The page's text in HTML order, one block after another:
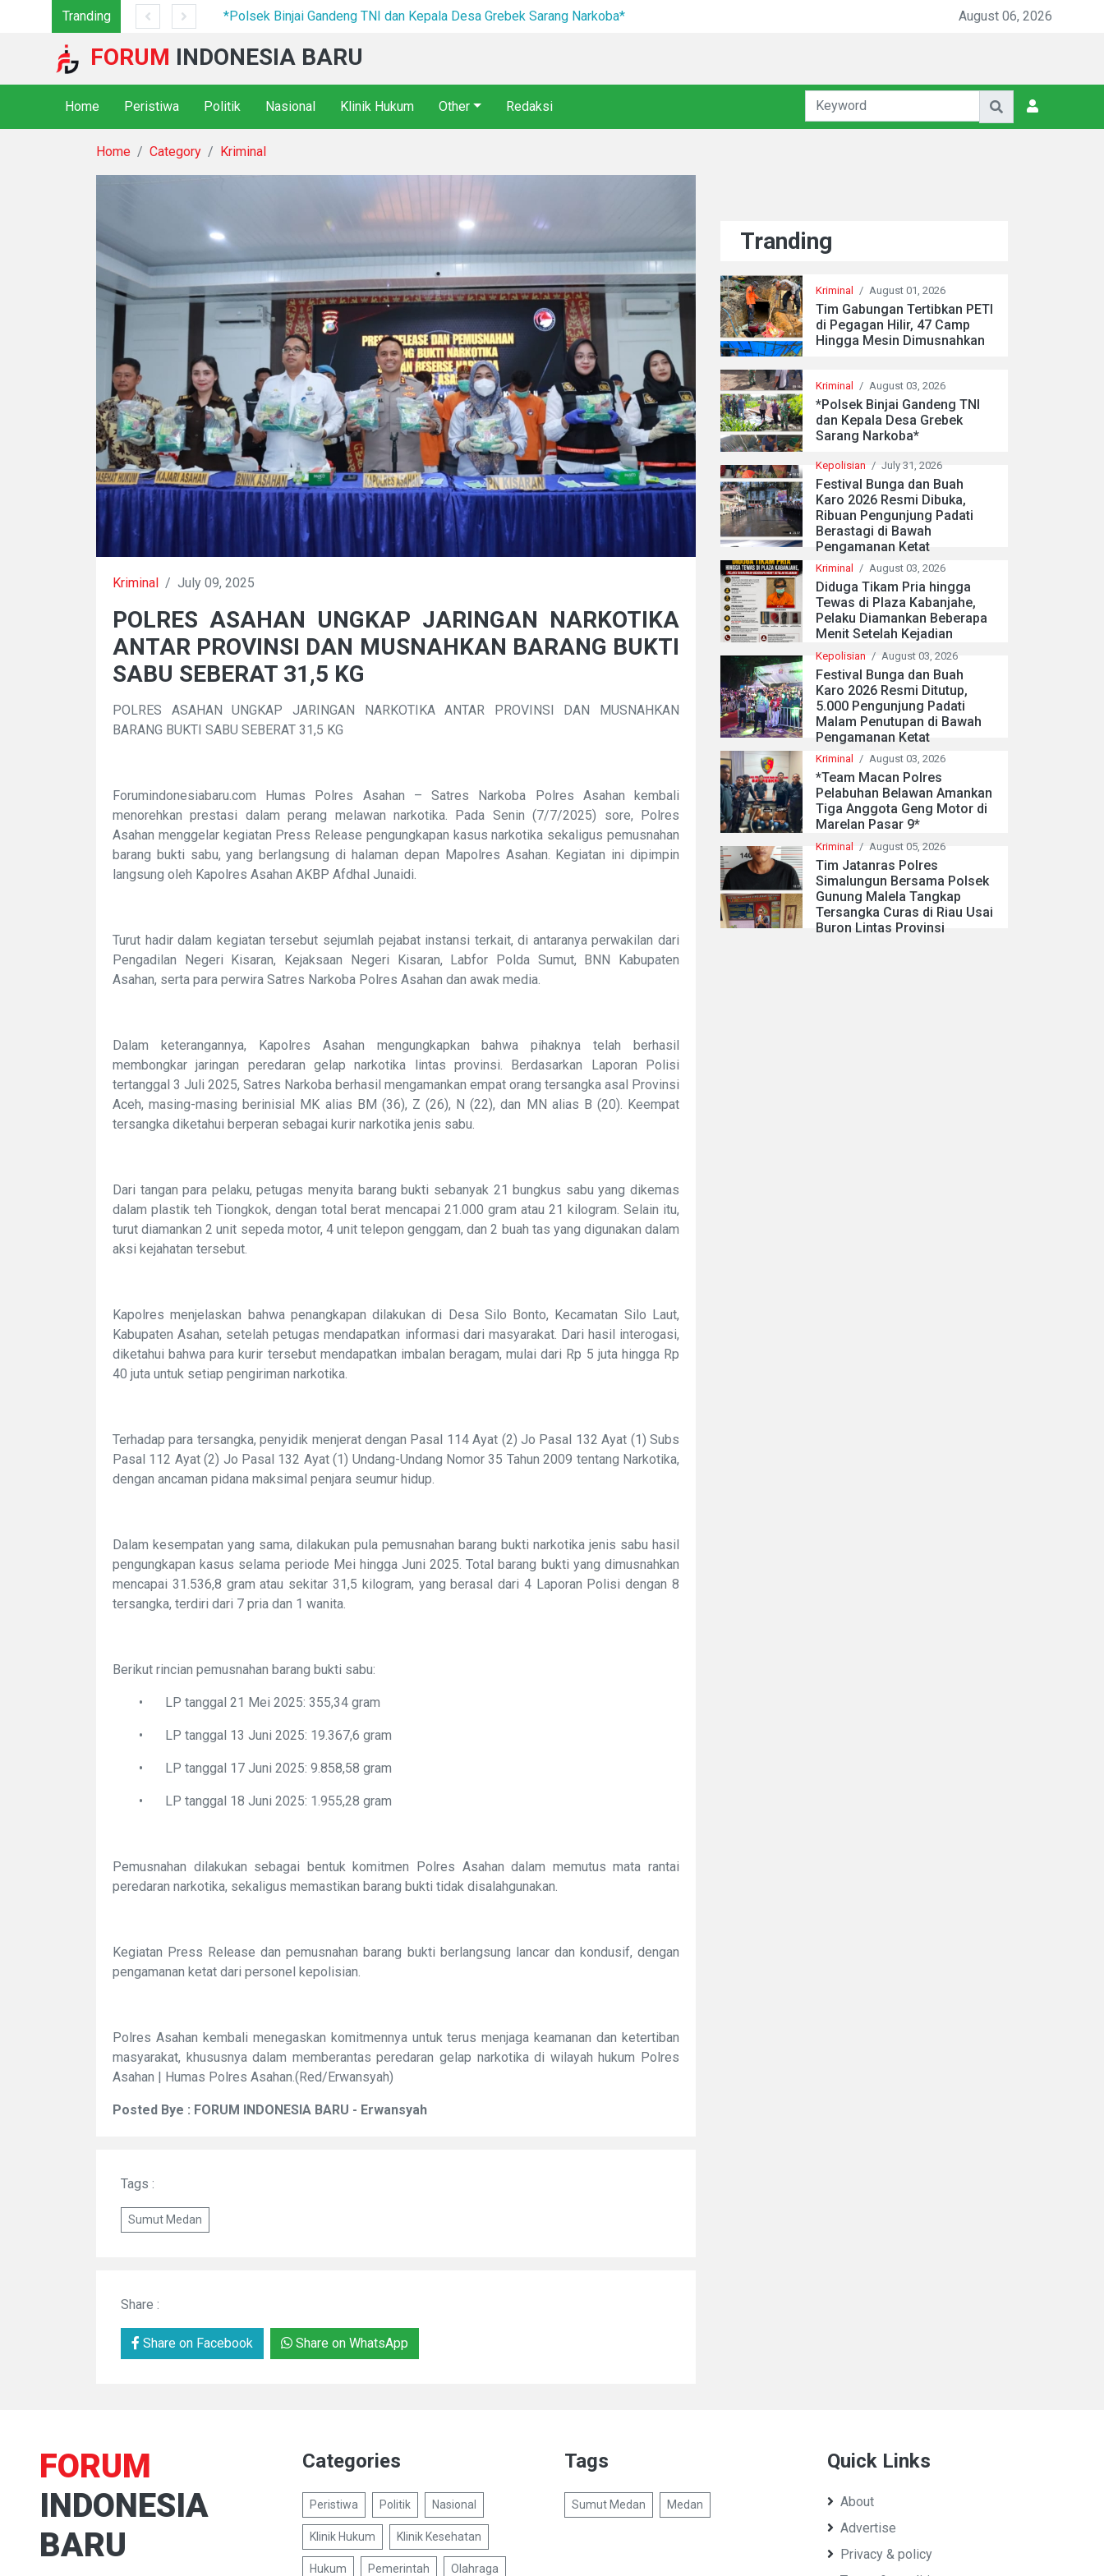
Tranding
Hingga Mesin Dimusnahkan *Polsek Binjai Gandeng TNI dan Kepala Desa Grebek Sarang Narkoba* August 06, 2026
FORUM INDONESIA BARU
Home Peristiwa Politik Nasional Klinik Hukum Other Redaksi
Home Category Kriminal
Kriminal / July 09, 2025
POLRES ASAHAN UNGKAP JARINGAN NARKOTIKA
ANTAR PROVINSI DAN MUSNAHKAN BARANG BUKTI
SABU SEBERAT 31,5 KG
POLRES ASAHAN UNGKAP JARINGAN NARKOTIKA ANTAR PROVINSI DAN MUSNAHKAN
BARANG BUKTI SABU SEBERAT 31,5 KG
Forumindonesiabaru.com Humas Polres Asahan – Satres Narkoba Polres Asahan kembali
menorehkan prestasi dalam perang melawan narkotika. Pada Senin (7/7/2025) sore, Polres
Asahan menggelar kegiatan Press Release pengungkapan kasus narkotika sekaligus pemusnahan
barang bukti sabu, yang berlangsung di halaman depan Mapolres Asahan. Kegiatan ini dipimpin
langsung oleh Kapolres Asahan AKBP Afdhal Junaidi.
Turut hadir dalam kegiatan tersebut sejumlah pejabat instansi terkait, di antaranya perwakilan dari
Pengadilan Negeri Kisaran, Kejaksaan Negeri Kisaran, Labfor Polda Sumut, BNN Kabupaten
Asahan, serta para perwira Satres Narkoba Polres Asahan dan awak media.
Dalam keterangannya, Kapolres Asahan mengungkapkan bahwa pihaknya telah berhasil
membongkar jaringan peredaran gelap narkotika lintas provinsi. Berdasarkan Laporan Polisi
tertanggal 3 Juli 2025, Satres Narkoba berhasil mengamankan empat orang tersangka asal Provinsi
Aceh, masing-masing berinisial MK alias BM (36), Z (26), N (22), dan MN alias B (20). Keempat
tersangka diketahui berperan sebagai kurir narkotika jenis sabu.
Dari tangan para pelaku, petugas menyita barang bukti sebanyak 21 bungkus sabu yang dikemas
dalam plastik teh Tiongkok, dengan total berat mencapai 21.000 gram atau 21 kilogram. Selain itu,
turut diamankan 2 unit sepeda motor, 4 unit telepon genggam, dan 2 buah tas yang digunakan dalam
aksi kejahatan tersebut.
Kapolres menjelaskan bahwa penangkapan dilakukan di Desa Silo Bonto, Kecamatan Silo Laut,
Kabupaten Asahan, setelah petugas mendapatkan informasi dari masyarakat. Dari hasil interogasi,
diketahui bahwa para kurir tersebut mendapatkan imbalan beragam, mulai dari Rp 5 juta hingga Rp
40 juta untuk setiap pengiriman narkotika.
Terhadap para tersangka, penyidik menjerat dengan Pasal 114 Ayat (2) Jo Pasal 132 Ayat (1) Subs
Pasal 112 Ayat (2) Jo Pasal 132 Ayat (1) Undang-Undang Nomor 35 Tahun 2009 tentang Narkotika,
dengan ancaman pidana maksimal penjara seumur hidup.
Dalam kesempatan yang sama, dilakukan pula pemusnahan barang bukti narkotika jenis sabu hasil
pengungkapan kasus selama periode Mei hingga Juni 2025. Total barang bukti yang dimusnahkan
mencapai 31.536,8 gram atau sekitar 31,5 kilogram, yang berasal dari 4 Laporan Polisi dengan 8
tersangka, terdiri dari 7 pria dan 1 wanita.
Berikut rincian pemusnahan barang bukti sabu:
• LP tanggal 21 Mei 2025: 355,34 gram
• LP tanggal 13 Juni 2025: 19.367,6 gram
• LP tanggal 17 Juni 2025: 9.858,58 gram
• LP tanggal 18 Juni 2025: 1.955,28 gram
Pemusnahan dilakukan sebagai bentuk komitmen Polres Asahan dalam memutus mata rantai
peredaran narkotika, sekaligus memastikan barang bukti tidak disalahgunakan.
Kegiatan Press Release dan pemusnahan barang bukti berlangsung lancar dan kondusif, dengan
pengamanan ketat dari personel kepolisian.
Polres Asahan kembali menegaskan komitmennya untuk terus menjaga keamanan dan ketertiban
masyarakat, khususnya dalam memberantas peredaran gelap narkotika di wilayah hukum Polres
Asahan | Humas Polres Asahan.(Red/Erwansyah)
Posted Bye : FORUM INDONESIA BARU - Erwansyah
Tags :
Sumut Medan
Share :
Share on Facebook Share on WhatsApp
Tranding
Kriminal / August 01, 2026
Tim Gabungan Tertibkan PETI
di Pegagan Hilir, 47 Camp
Hingga Mesin Dimusnahkan
Kriminal / August 03, 2026
*Polsek Binjai Gandeng TNI
dan Kepala Desa Grebek
Sarang Narkoba*
Kepolisian / July 31, 2026
Festival Bunga dan Buah
Karo 2026 Resmi Dibuka,
Ribuan Pengunjung Padati
Berastagi di Bawah
Pengamanan Ketat
Kriminal / August 03, 2026
Diduga Tikam Pria hingga
Tewas di Plaza Kabanjahe,
Pelaku Diamankan Beberapa
Menit Setelah Kejadian
Kepolisian / August 03, 2026
Festival Bunga dan Buah
Karo 2026 Resmi Ditutup,
5.000 Pengunjung Padati
Malam Penutupan di Bawah
Pengamanan Ketat
Kriminal / August 03, 2026
*Team Macan Polres
Pelabuhan Belawan Amankan
Tiga Anggota Geng Motor di
Marelan Pasar 9*
Kriminal / August 05, 2026
Tim Jatanras Polres
Simalungun Bersama Polsek
Gunung Malela Tangkap
Tersangka Curas di Riau Usai
Buron Lintas Provinsi
FORUM
INDONESIA
BARU
Categories
Peristiwa Politik Nasional
Klinik Hukum Klinik Kesehatan
Hukum Pemerintah Olahraga
Tags
Sumut Medan Medan
Quick Links
About
Advertise
Privacy & policy